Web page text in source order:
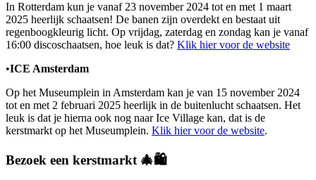
In Rotterdam kun je vanaf 23 november 2024 tot en met 1 maart
2025 heerlijk schaatsen! De banen zijn overdekt en bestaat uit
regenboogkleurig licht. Op vrijdag, zaterdag en zondag kan je vanaf
16:00 discoschaatsen, hoe leuk is dat? Klik hier voor de website
•ICE Amsterdam
Op het Museumplein in Amsterdam kan je van 15 november 2024
tot en met 2 februari 2025 heerlijk in de buitenlucht schaatsen. Het
leuk is dat je hierna ook nog naar Ice Village kan, dat is de
kerstmarkt op het Museumplein. Klik hier voor de website.
Bezoek een kerstmarkt 🎄🛍️